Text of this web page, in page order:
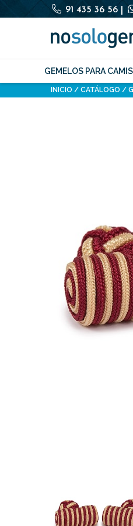
91 435 36 56
GEMELOS PARA
INICIO CATÁLOGO